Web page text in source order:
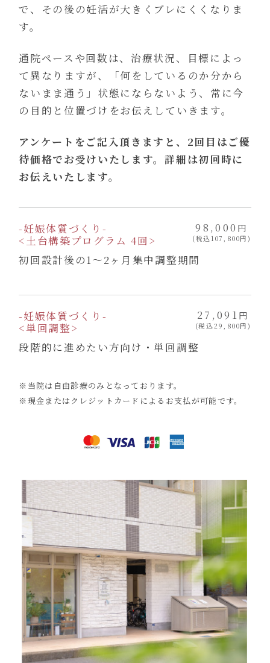
で、その後の妊活が大きくブレにくくなりま
す。
通院ペースや回数は、治療状況、目標によっ
て異なりますが、「何をしているのか分から
ないまま通う」状態にならないよう、常に今
の目的と位置づけをお伝えしていきます。
アンケートをご記入頂きますと、2回目はご優
待価格でお受けいたします。詳細は初回時に
お伝えいたします。
-妊娠体質づくり-
<土台構築プログラム 4回>
初回設計後の1〜2ヶ月集中調整期間
98,000 円
(税込107,800円)
-妊娠体質づくり-
<単回調整>
段階的に進めたい方向け・単回調整
27,091 円
(税込29,800円)
※当院は自由診療のみとなっております。
※現金またはクレジットカードによるお支払が可能です。